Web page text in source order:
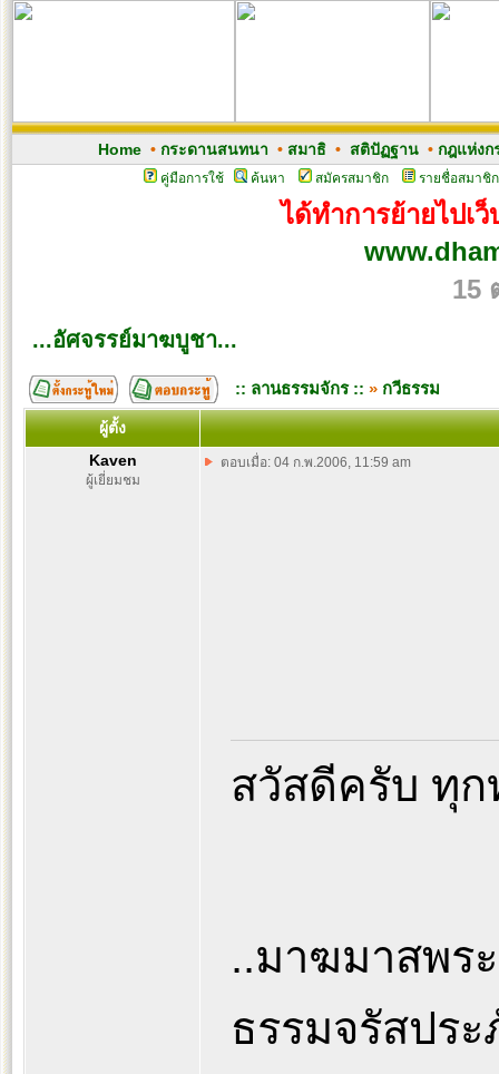
Home• กระดานสนทนา • สมาธิ• สติปัฏฐาน• กฎแห่งก
คู่มือการใช้ ค้นหา สมัครสมาชิก รายชื่อสมาชิก
ได้ทำการย้ายไปเ
15
...อัศจรรย์มาฆบูชา...
:: ลานธรรมจักร :: » กวีธรรม
ผู้ตั้ง
Kaven
ผู้เยี่ยมชม
ตอบเมื่อ: 04 ก.พ.2006, 11:59 am
สวัสดีครับ ทุก
..มาฆมาสพร
ธรรมจรัสปร